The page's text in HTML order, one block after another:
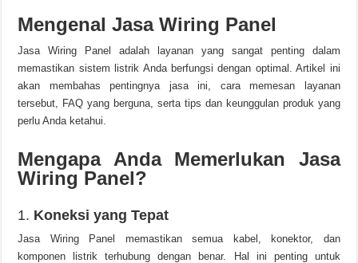
Mengenal Jasa Wiring Panel
Jasa Wiring Panel adalah layanan yang sangat penting dalam
memastikan sistem listrik Anda berfungsi dengan optimal. Artikel ini
akan membahas pentingnya jasa ini, cara memesan layanan
tersebut, FAQ yang berguna, serta tips dan keunggulan produk yang
perlu Anda ketahui.
Mengapa Anda Memerlukan Jasa
Wiring Panel?
1. Koneksi yang Tepat
Jasa Wiring Panel memastikan semua kabel, konektor, dan
komponen listrik terhubung dengan benar. Hal ini penting untuk